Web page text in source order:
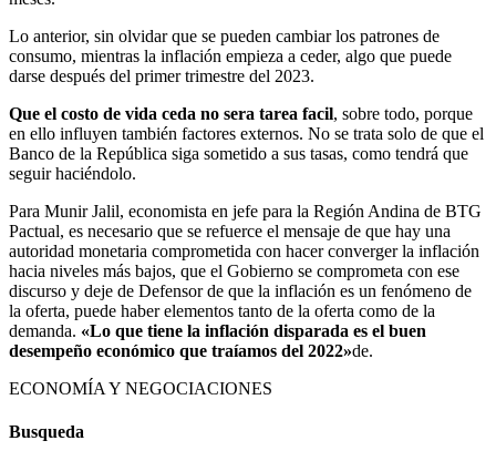
Lo anterior, sin olvidar que se pueden cambiar los patrones de
consumo, mientras la inflación empieza a ceder, algo que puede
darse después del primer trimestre del 2023.
Que el costo de vida ceda no sera tarea facil, sobre todo, porque
en ello influyen también factores externos. No se trata solo de que el
Banco de la República siga sometido a sus tasas, como tendrá que
seguir haciéndolo.
Para Munir Jalil, economista en jefe para la Región Andina de BTG
Pactual, es necesario que se refuerce el mensaje de que hay una
autoridad monetaria comprometida con hacer converger la inflación
hacia niveles más bajos, que el Gobierno se comprometa con ese
discurso y deje de Defensor de que la inflación es un fenómeno de
la oferta, puede haber elementos tanto de la oferta como de la
demanda. «Lo que tiene la inflación disparada es el buen
desempeño económico que traíamos del 2022»de.
ECONOMÍA Y NEGOCIACIONES
Busqueda